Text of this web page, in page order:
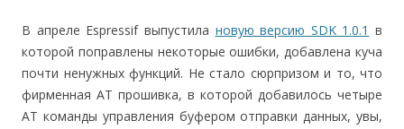
В апреле Espressif выпустила новую версию SDK 1.0.1 в
которой поправлены некоторые ошибки, добавлена куча
почти ненужных функций. Не стало сюрпризом и то, что
фирменная AT прошивка, в которой добавилось четыре
AT команды управления буфером отправки данных, увы,